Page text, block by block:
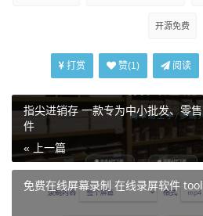
开源免费
打赏 赞(1) 阅读
指尖进销存 一款专为中小批发、零
件
« 上一篇
免费在线屏幕录制 在线录屏软件